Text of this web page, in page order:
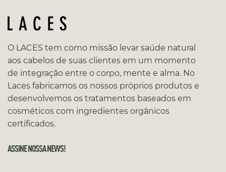
O LACES tem como missão levar saúde natural
aos cabelos de suas clientes em um momento
de integração entre o corpo, mente e alma. No
Laces fabricamos os nossos próprios produtos e
desenvolvemos os tratamentos baseados em
cosméticos com ingredientes orgânicos
certificados.
ASSINE NOSSA NEWS!